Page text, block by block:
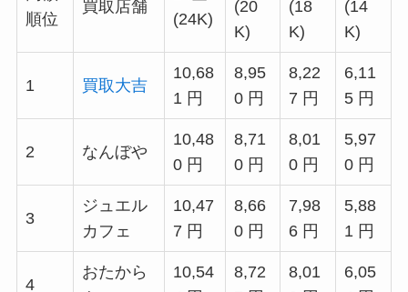
順位
買取店舗
(24K)
(20
K)
(18
K)
(14
K)
1 買取大吉
10,68
1 円
8,95
0 円
8,22
7 円
6,11
5 円
2 なんぼや
10,48
0 円
8,71
0 円
8,01
0 円
5,97
0 円
3
ジュエル
カフェ
10,47
7 円
8,66
0 円
7,98
6 円
5,88
1 円
4
おたから
10,54
8,72
8,01
6,05